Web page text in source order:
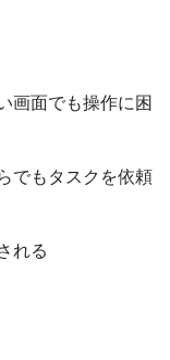
画面でも操作に困
でもタスクを依頼
れる